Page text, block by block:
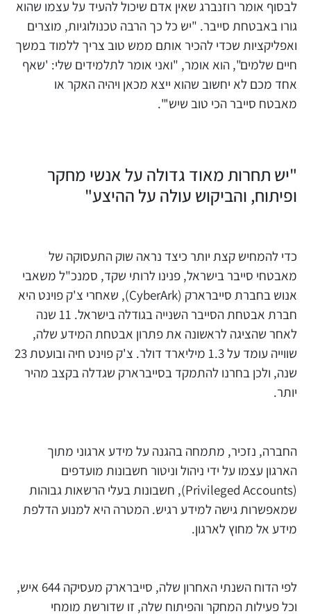
לבסוף אומר רוזנברג שאין אדם שיכול להעיד על עצמו שהוא
גורו באבטחת סייבר. "יש כל כך הרבה טכנולוגיות, מוצרים
ואפליקציות שכדי להכיר אותם ממש טוב צריך ללמוד במשך
חיים שלמים", הוא אומר, "ואני אומר לתלמידים שלי: 'שאף
אחד מכם לא יחשוב שהוא ייצא מכאן ויהיה האקר או
מאבטח סייבר הכי טוב שיש'".
"יש תחרות מאוד גדולה על אנשי מחקר
ופיתוח, והביקוש עולה על ההיצע"
כדי להמחיש קצת יותר כיצד נראה שוק התעסוקה של
מאבטחי סייבר בישראל, פנינו לרותי שקד, סמנכ"ל משאבי
אנוש בחברת סייברארק (CyberArk), שאחרי צ'ק פוינט היא
חברת אבטחת הסייבר השנייה בגודלה בישראל. 11 שנה
לאחר שהציגה לראשונה את פתרון אבטחת המידע שלה,
שווייה עומד על 1.3 מיליארד דולר. צ'ק פוינט חיה ובועטת 23
שנה, ולכן בחרנו להתמקד בסייברארק שגדלה בקצב מהיר
יותר.
החברה, נזכיר, מתמחה בהגנה על מידע ארגוני מתוך
הארגון עצמו על ידי ניהול וניטור חשבונות מועדפים
(Privileged Accounts), חשבונות בעלי הרשאות גבוהות
שמאפשרות גישה למידע רגיש. המטרה היא למנוע הדלפת
מידע אל מחוץ לארגון.
לפי הדוח השנתי האחרון שלה, סייברארק מעסיקה 644 איש,
וכל פעילות המחקר והפיתוח שלה, זו שדורשת מומחי